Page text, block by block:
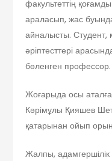
факультеттің
араласып, жас
айналысты. Студент,
әріптесттері
бөленген профессор.
Жоғарыда осы
Кәрімұлы Қияшев Шет
қатарынан ойып
Жалпы,